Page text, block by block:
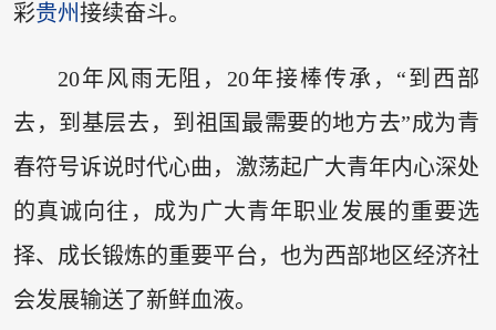
彩贵州接续奋斗。
20年风雨无阻，20年接棒传承，“到西部
去，到基层去，到祖国最需要的地方去”成为青
春符号诉说时代心曲，激荡起广大青年内心深处
的真诚向往，成为广大青年职业发展的重要选
择、成长锻炼的重要平台，也为西部地区经济社
会发展输送了新鲜血液。